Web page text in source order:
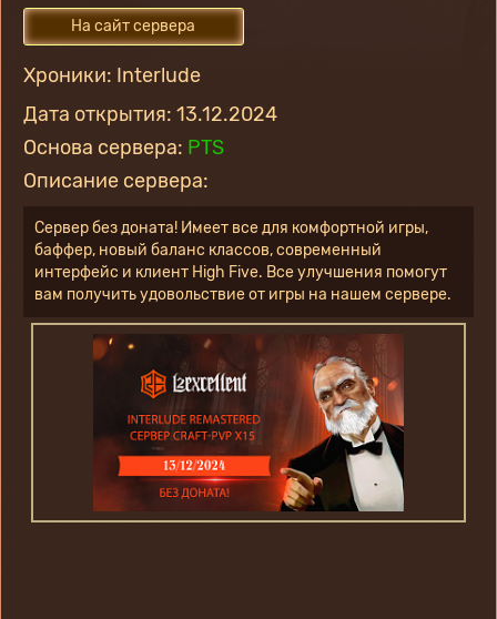
На сайт сервера
Хроники: Interlude
Дата открытия: 13.12.2024
Основа сервера: PTS
Описание сервера:
Сервер без доната! Имеет все для комфортной игры,
баффер, новый баланс классов, современный
интерфейс и клиент High Five. Все улучшения помогут
вам получить удовольствие от игры на нашем сервере.